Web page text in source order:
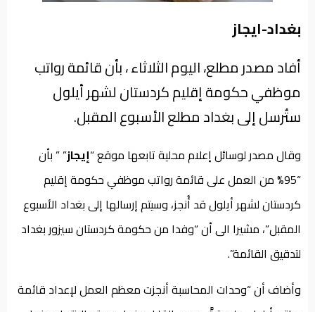
بغداد-ايجاز
أفاد مصدر مطلع، اليوم الثلاثاء ، بأن قائمة رواتب
موظفي حكومة إقليم كردستان لشهر أيلول
ستُرسل إلى بغداد مطلع الأسبوع المقبل.
وقال مصدر لوسائل إعلام محلية تابعها موقع “إيجاز” ” بأن
“95% من العمل على قائمة رواتب موظفي حكومة إقليم
كردستان لشهر أيلول قد أُنجز، وسيتم إرسالها إلى بغداد الأسبوع
المقبل”، مشيرا الى أن “وفدا من حكومة كردستان سيزور بغداد
لتدقيق القائمة”.
وأضاف أن “وحدات المحاسبة أنجزت معظم العمل لإعداد قائمة